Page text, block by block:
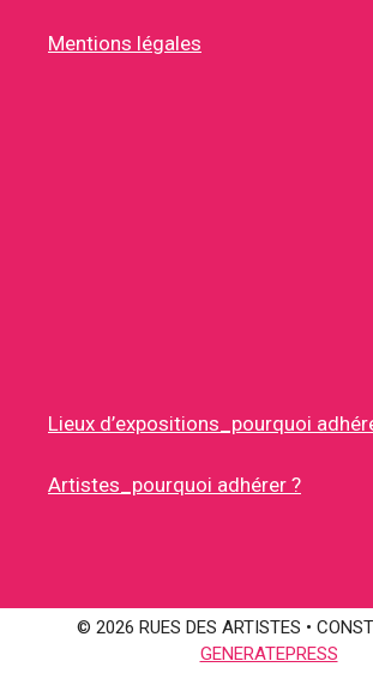
Mentions légales
Lieux d’expositions_pourquoi
Artistes_pourquoi adhérer ?
© 2026 RUES DES ARTISTES •
GENERATEPRESS